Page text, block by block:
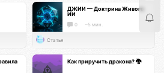
ДЖИИ — Доктрина Живого
ИИ
0 ~5 мин.
Статья
Как приручить дракона? 🐉